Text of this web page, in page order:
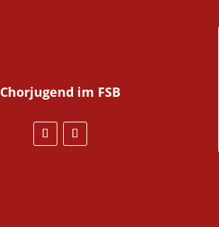
Chorjugend im FSB